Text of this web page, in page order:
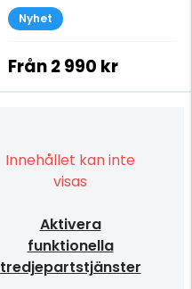
Nyhet
Från2 990 kr
Innehållet kan inte
visas
Aktivera
funktionella
tredjepartstjänster